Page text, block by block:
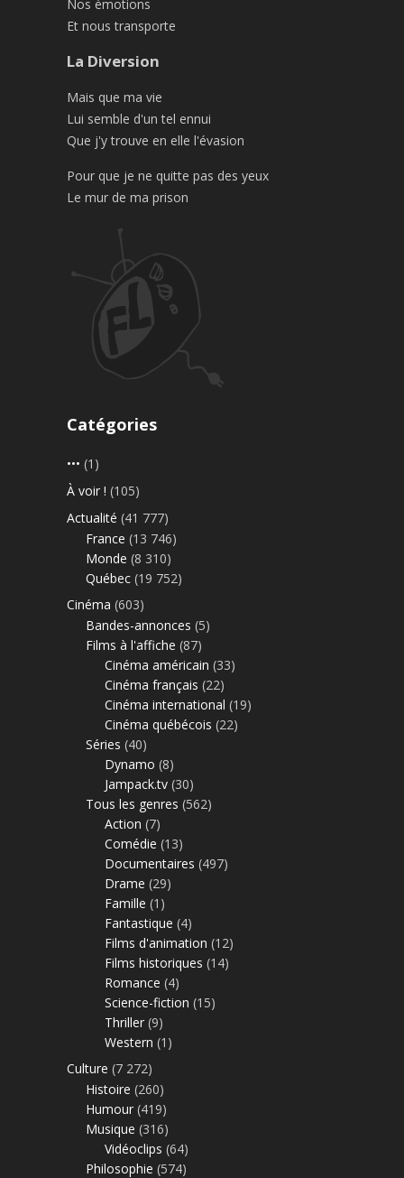
Nos émotions
Et nous transporte
La Diversion
Mais que ma vie
Lui semble d'un tel ennui
Que j'y trouve en elle l'évasion
Pour que je ne quitte pas des yeux
Le mur de ma prison
Catégories
••• (1)
À voir ! (105)
Actualité (41 777)
France (13 746)
Monde (8 310)
Québec (19 752)
Cinéma (603)
Bandes-annonces (5)
Films à l'affiche (87)
Cinéma américain (33)
Cinéma français (22)
Cinéma international (19)
Cinéma québécois (22)
Séries (40)
Dynamo (8)
Jampack.tv (30)
Tous les genres (562)
Action (7)
Comédie (13)
Documentaires (497)
Drame (29)
Famille (1)
Fantastique (4)
Films d'animation (12)
Films historiques (14)
Romance (4)
Science-fiction (15)
Thriller (9)
Western (1)
Culture (7 272)
Histoire (260)
Humour (419)
Musique (316)
Vidéoclips (64)
Philosophie (574)